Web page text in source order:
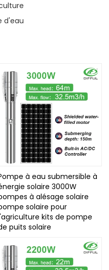
d'eau
à eau submersible à
solaire 3000W
à alésage solaire
solaire pour
kits de pompe
puits solaire